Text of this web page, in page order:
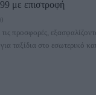
με επιστροφή
προσφορές,
στο εσωτερικό και το